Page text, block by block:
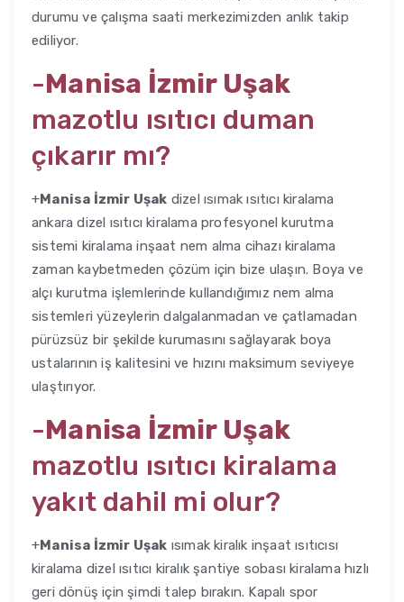
durumu ve çalışma saati merkezimizden anlık takip
ediliyor.
-Manisa İzmir Uşak
mazotlu ısıtıcı duman
çıkarır mı?
+Manisa İzmir Uşak dizel ısımak ısıtıcı kiralama
ankara dizel ısıtıcı kiralama profesyonel kurutma
sistemi kiralama inşaat nem alma cihazı kiralama
zaman kaybetmeden çözüm için bize ulaşın. Boya ve
alçı kurutma işlemlerinde kullandığımız nem alma
sistemleri yüzeylerin dalgalanmadan ve çatlamadan
pürüzsüz bir şekilde kurumasını sağlayarak boya
ustalarının iş kalitesini ve hızını maksimum seviyeye
ulaştırıyor.
-Manisa İzmir Uşak
mazotlu ısıtıcı kiralama
yakıt dahil mi olur?
+Manisa İzmir Uşak ısımak kiralık inşaat ısıtıcısı
kiralama dizel ısıtıcı kiralık şantiye sobası kiralama hızlı
geri dönüş için şimdi talep bırakın. Kapalı spor